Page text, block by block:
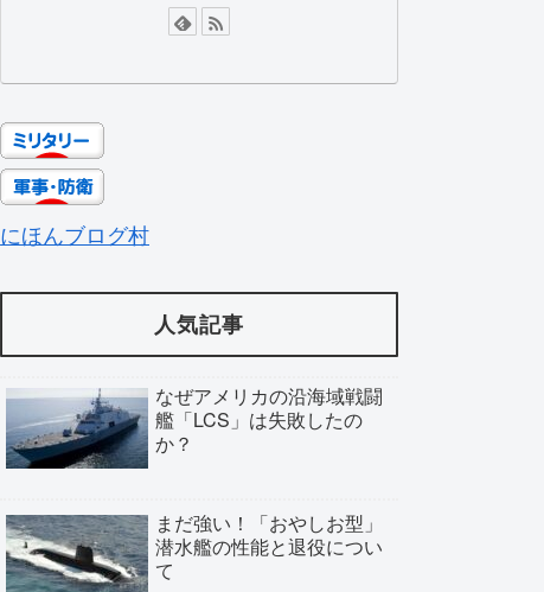
にほんブログ村
人気記事
なぜアメリカの沿海域戦闘
艦「LCS」は失敗したの
か？
まだ強い！「おやしお型」
潜水艦の性能と退役につい
て